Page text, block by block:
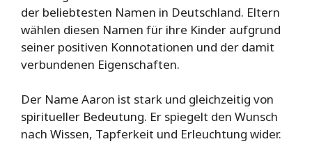
der beliebtesten Namen in Deutschland. Eltern
wählen diesen Namen für ihre Kinder aufgrund
seiner positiven Konnotationen und der damit
verbundenen Eigenschaften.
Der Name Aaron ist stark und gleichzeitig von
spiritueller Bedeutung. Er spiegelt den Wunsch
nach Wissen, Tapferkeit und Erleuchtung wider.